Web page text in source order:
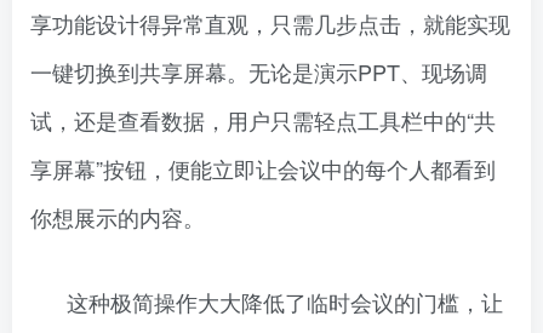
享功能设计得异常直观，只需几步点击，就能实现
一键切换到共享屏幕。无论是演示PPT、现场调
试，还是查看数据，用户只需轻点工具栏中的“共
享屏幕”按钮，便能立即让会议中的每个人都看到
你想展示的内容。
这种极简操作大大降低了临时会议的门槛，让